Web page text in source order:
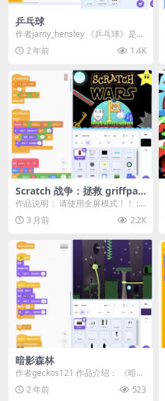
乒乓球
作者jamy_hensley 《乒乓球》是一
款寓教于乐的Scratch游戏教学作...
2 年前 1.4K
Scratch 战争：拯救 griffpat
ch
作品说明： 请使用全屏模式！！ :)
（太难了？按 S 跳过当前关卡） 操
作与提...
3 月前 2.2K
暗影森林
作者geckos121 作品介绍： 《暗影
森林》不是你通常的横版跳跃游
戏。它包含...
2 年前 523